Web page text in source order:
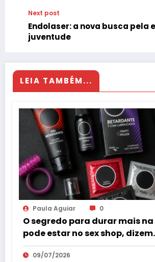
Next post
Endolaser: a nova busca pela
juventude
LEIA TAMBÉM...
Paula Aguiar 0
O segredo para durar mais
pode estar no sex shop, dizem
especialistas em saúde
09/07/2026